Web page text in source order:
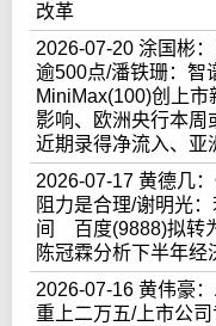
改革
2026-07-20 涂国彬
逾500点/潘铁珊：智
MiniMax(100)创上
影响、欧洲央行本周
近期录得净流入、亚
2026-07-17 黄德几
阻力是合理/谢明光
间 百度(9888)拟转
陈冠霖分析下半年经
2026-07-16 黄伟豪
重上二万五/上市公